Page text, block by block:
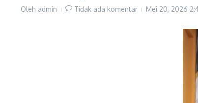
Oleh admin Tidak ada komentar Mei 20, 2026